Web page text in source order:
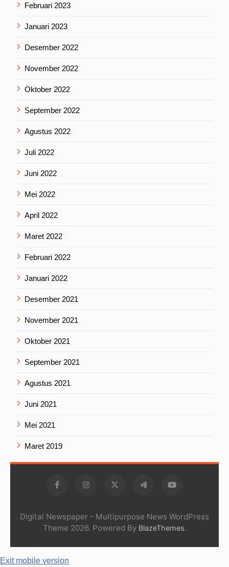
Februari 2023
Januari 2023
Desember 2022
November 2022
Oktober 2022
September 2022
Agustus 2022
Juli 2022
Juni 2022
Mei 2022
April 2022
Maret 2022
Februari 2022
Januari 2022
Desember 2021
November 2021
Oktober 2021
September 2021
Agustus 2021
Juni 2021
Mei 2021
Maret 2019
Digital Newspaper - Multipurpose News WordPress
Theme 2026. Powered By BlazeThemes.
Exit mobile version